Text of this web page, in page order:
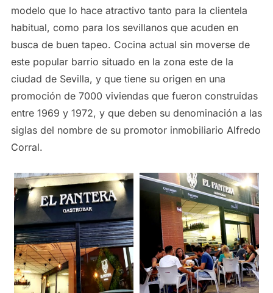
modelo que lo hace atractivo tanto para la clientela
habitual, como para los sevillanos que acuden en
busca de buen tapeo. Cocina actual sin moverse de
este popular barrio situado en la zona este de la
ciudad de Sevilla, y que tiene su origen en una
promoción de 7000 viviendas que fueron construidas
entre 1969 y 1972, y que deben su denominación a las
siglas del nombre de su promotor inmobiliario Alfredo
Corral.